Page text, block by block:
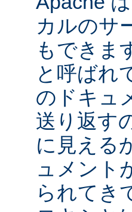
カルのサ
もできま
と呼ばれ
のドキュ
送り返す
に見える
ュメント
られてき